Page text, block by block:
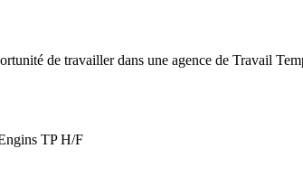
de travailler dans une agence de Travail
TP H/F